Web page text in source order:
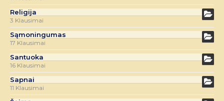
Religija
3 Klausimai
Sąmoningumas
17 Klausimai
Santuoka
16 Klausimai
Sapnai
11 Klausimai